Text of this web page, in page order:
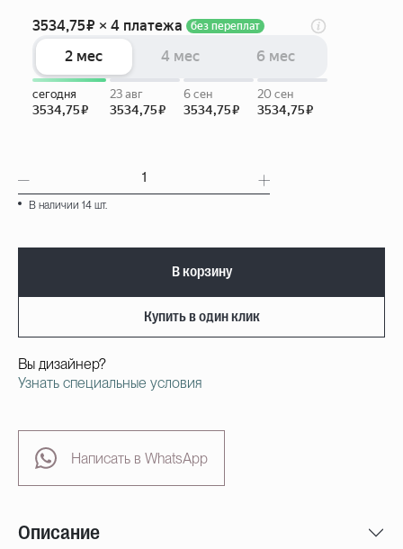
В наличии 14 шт.
В корзину
Купить в один клик
Вы дизайнер?
Узнать специальные условия
Написать в WhatsApp
Описание